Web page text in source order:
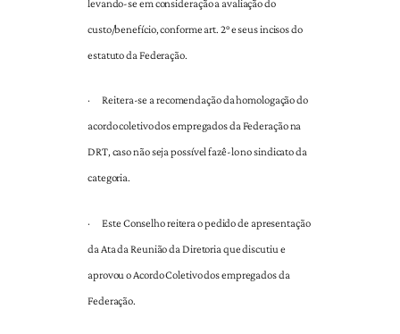
levando-se em consideração a avaliação do
custo/benefício, conforme art. 2° e seus incisos do
estatuto da Federação.
·
Reitera-se a recomendação da homologação do
acordo coletivo dos empregados da Federação na
DRT, caso não seja possível fazê-lo no sindicato da
categoria.
·
Este Conselho reitera o pedido de apresentação
da Ata da Reunião da Diretoria que discutiu e
aprovou o Acordo Coletivo dos empregados da
Federação.